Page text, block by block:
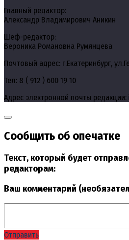
Главный редактор:
Александр Владимирович Аникин
Шеф-редактор:
Вероника Романовна Румянцева
Почтовый адрес: г.Екатеринбург,
Тел: 8 ( 912 ) 600 19 10
Адрес электронной почты редакции:
Сообщить об опечатке
Текст, который будет
редакторам:
Ваш комментарий
Отправить